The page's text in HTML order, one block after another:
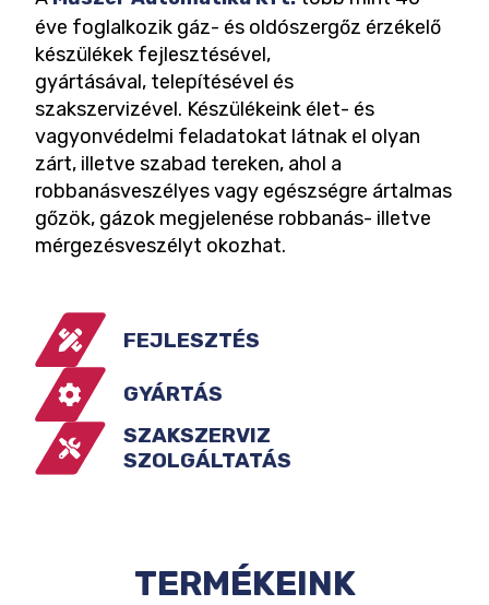
éve foglalkozik gáz- és oldószergőz érzékelő
készülékek fejlesztésével,
gyártásával, telepítésével és
szakszervizével. Készülékeink élet- és
vagyonvédelmi feladatokat látnak el olyan
zárt, illetve szabad tereken, ahol a
robbanásveszélyes vagy egészségre ártalmas
gőzök, gázok megjelenése robbanás- illetve
mérgezésveszélyt okozhat.
FEJLESZTÉS
GYÁRTÁS
SZAKSZERVIZ
SZOLGÁLTATÁS
TERMÉKEINK